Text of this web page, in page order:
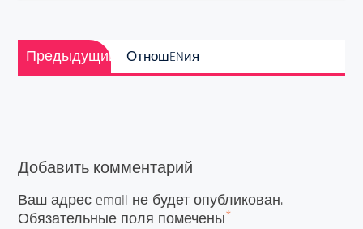
Навигация
по
записям
Предыдущий
Предыдущая
запись:
ОтношENия
Добавить комментарий
Ваш адрес email не будет опубликован.
Обязательные поля помечены*